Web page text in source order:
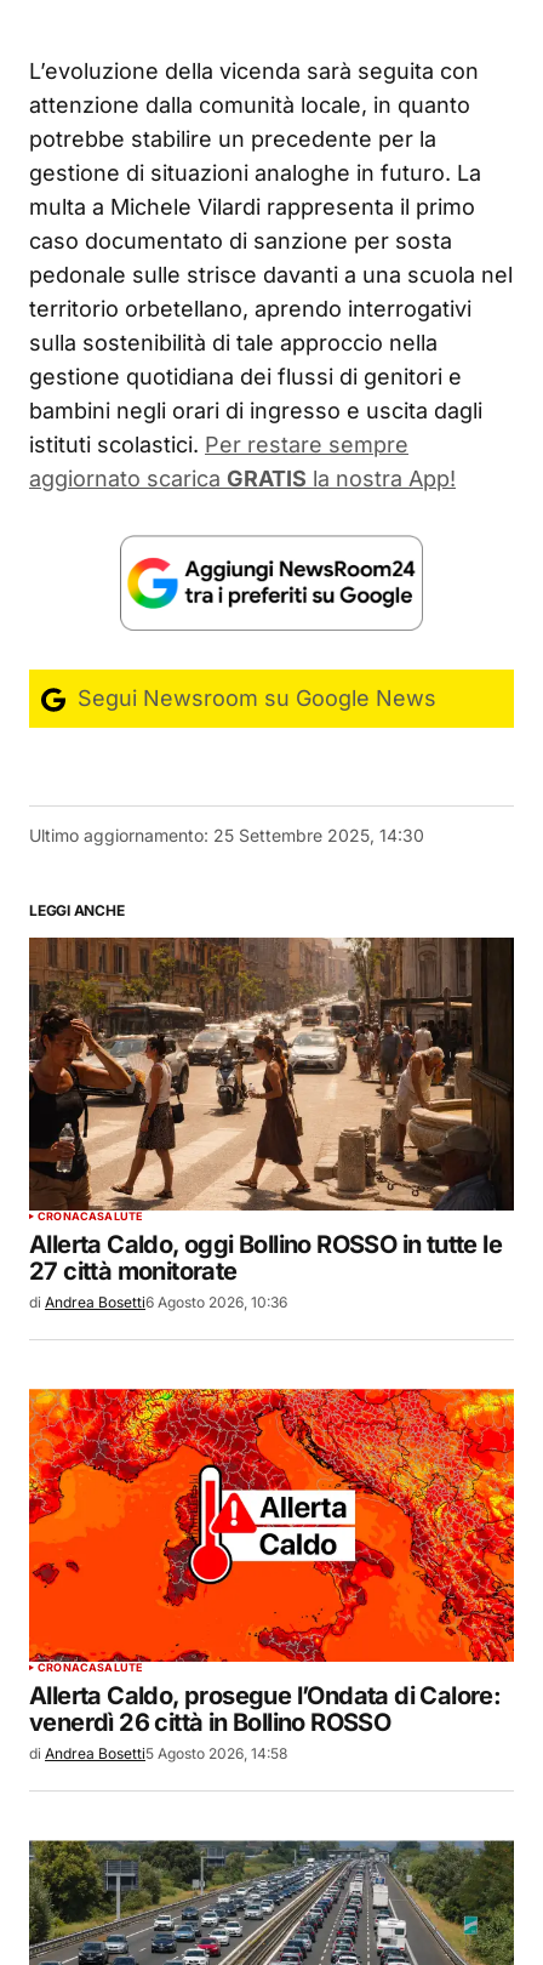
L’evoluzione della vicenda sarà seguita con
attenzione dalla comunità locale, in quanto
potrebbe stabilire un precedente per la
gestione di situazioni analoghe in futuro. La
multa a Michele Vilardi rappresenta il primo
caso documentato di sanzione per sosta
pedonale sulle strisce davanti a una scuola nel
territorio orbetellano, aprendo interrogativi
sulla sostenibilità di tale approccio nella
gestione quotidiana dei flussi di genitori e
bambini negli orari di ingresso e uscita dagli
istituti scolastici. Per restare sempre
aggiornato scarica GRATIS la nostra App!
Segui Newsroom su Google News
Ultimo aggiornamento: 25 Settembre 2025, 14:30
LEGGI ANCHE
CRONACASALUTE
Allerta Caldo, oggi Bollino ROSSO in tutte le
27 città monitorate
di Andrea Bosetti6 Agosto 2026, 10:36
CRONACASALUTE
Allerta Caldo, prosegue l’Ondata di Calore:
venerdì 26 città in Bollino ROSSO
di Andrea Bosetti5 Agosto 2026, 14:58